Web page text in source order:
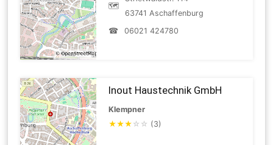
🗺
63741 Aschaffenburg
☎
06021 424780
Inout Haustechnik GmbH
Klempner
★★★ ☆ ☆ (3)